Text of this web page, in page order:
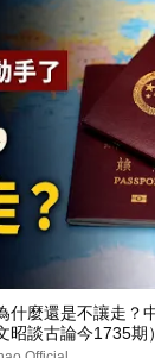
什麼還是不讓走？
昭談古論今1735期）